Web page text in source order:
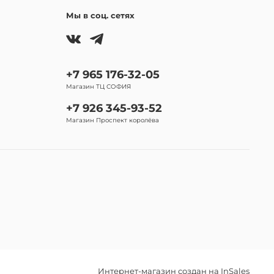
Мы в соц. сетях
+7 965 176-32-05
Магазин ТЦ СОФИЯ
+7 926 345-93-52
Магазин Проспект королёва
Интернет-магазин создан на InSales